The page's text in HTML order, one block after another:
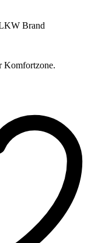
Brand
Komfortzone.